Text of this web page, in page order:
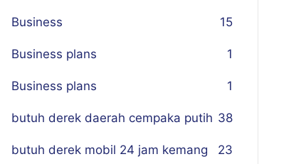
5
Business 1
Business plans 1
Business plans 1
butuh derek daerah cempaka putih 38
butuh derek mobil 24 jam kemang 23